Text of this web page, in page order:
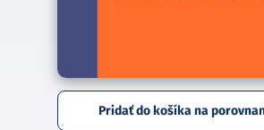
Pridať do košíka na